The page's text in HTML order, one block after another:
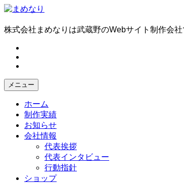
コ
テ
キ
ッ
株式会社まめなりは武蔵野のWebサイト制作会社
メニュー
ホーム
制作実績
お知らせ
会社情報
代表挨拶
代表インタビュー
行動指針
ショップ